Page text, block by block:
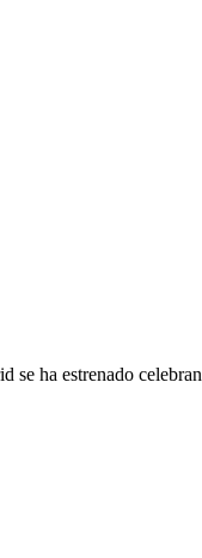
se ha estrenado